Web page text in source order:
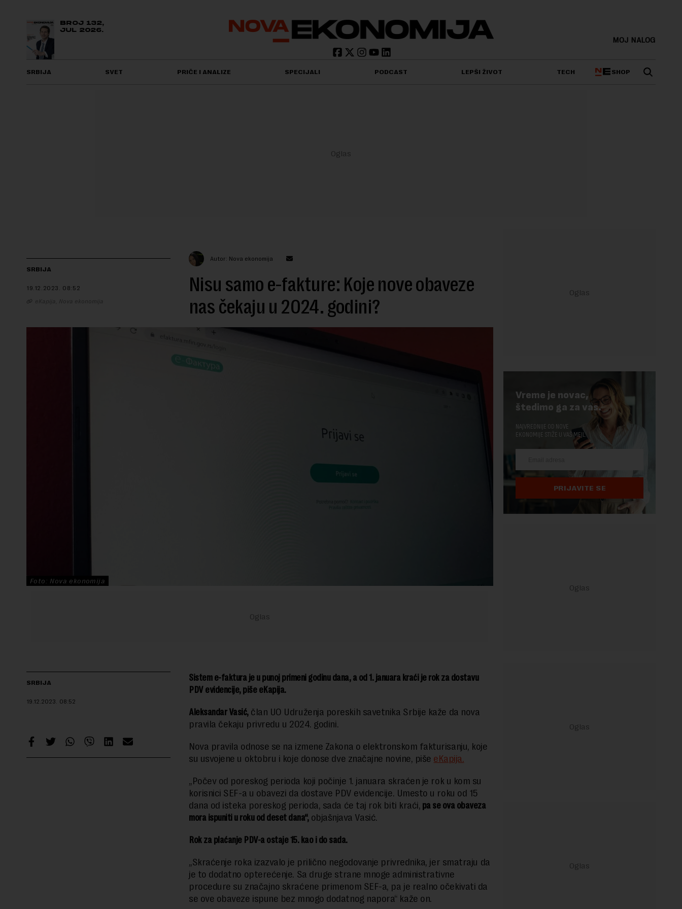
BROJ 132,
JUL 2026.
MOJ NALOG
SRBIJA SVET PRIČE I ANALIZE SPECIJALI PODCAST LEPŠI ŽIVOT TECH SHOP
SRBIJA
19.12.2023. 08:52
eKapija, Nova ekonomija
Autor: Nova ekonomija
Nisu samo e-fakture: Koje nove obaveze
nas čekaju u 2024. godini?
Foto: Nova ekonomija
SRBIJA
19.12.2023. 08:52
Sistem e-faktura je u punoj primeni godinu dana, a od 1. januara kraći je rok za dostavu
PDV evidencije, piše eKapija.
Aleksandar Vasić,član UO Udruženja poreskih savetnika Srbije kaže da nova
pravila čekaju privredu u 2024. godini.
Nova pravila odnose se na izmene Zakona o elektronskom fakturisanju, koje
su usvojene u oktobru i koje donose dve značajne novine, piše eKapija.
„Počev od poreskog perioda koji počinje 1. januara skraćen je rok u kom su
korisnici SEF-a u obavezi da dostave PDV evidencije. Umesto u roku od 15
dana od isteka poreskog perioda, sada će taj rok biti kraći, pa se ova obaveza
mora ispuniti u roku od deset dana“,objašnjava Vasić.
Rok za plaćanje PDV-a ostaje 15. kao i do sada.
„Skraćenje roka izazvalo je prilično negodovanje privrednika, jer smatraju da
je to dodatno opterećenje. Sa druge strane mnoge administrativne
procedure su značajno skraćene primenom SEF-a, pa je realno očekivati da
se ove obaveze ispune bez mnogo dodatnog napora“ kaže on.
Vreme je novac,
štedimo ga za vas.
NAJVREDNIJE OD NOVE
EKONOMIJE STIŽE U VAŠ MEJL.
PRIJAVITE SE